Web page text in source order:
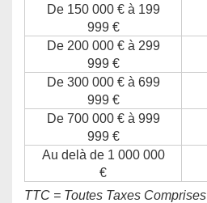
De 150 000 € à 199
999 €
De 200 000 € à 299
999 €
De 300 000 € à 699
999 €
De 700 000 € à 999
999 €
Au delà de 1 000 000
€
TTC = Toutes Taxes Comprises